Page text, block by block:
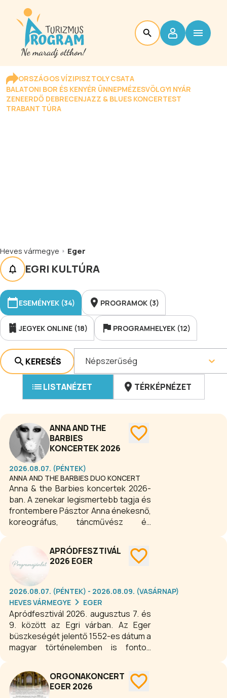
ORSZÁGOS VÍZIPISZTOLY CSATA
BALATONI BOR ÉS KENYÉR ÜNNEPMÉZESVÖLGYI NYÁR
ZENEERDŐ DEBRECENJAZZ & BLUES KONCERTEST
TRABANT TÚRA
Heves vármegye Eger
EGRI KULTÚRA
ESEMÉNYEK (34) PROGRAMOK (3)
JEGYEK ONLINE (18) PROGRAMHELYEK (12)
KERESÉS Népszerűség
LISTANÉZET TÉRKÉPNÉZET
ANNA AND THE
BARBIES
KONCERTEK 2026
2026.08.07. (PÉNTEK)
ANNA AND THE BARBIES DUO KONCERT
Anna & the Barbies koncertek 2026-
ban. A zenekar legismertebb tagja és
frontembere Pásztor Anna énekesnő,
koreográfus, táncművész és
Sámuellel alapította az együttest.
APRÓDFESZTIVÁL
2026 EGER
2026.08.07. (PÉNTEK) - 2026.08.09. (VASÁRNAP)
HEVES VÁRMEGYE
EGER
Apródfesztivál 2026. augusztus 7. és
9. között az Egri várban. Az Eger
büszkeségét jelentő 1552-es dátum a
magyar történelemben is fontos
évben sikerült megállítaniuk az egri
katonáknak a kb 30-szor nagyobb
török hadsereg előrenyomulását.
ORGONAKONCERT
EGER 2026